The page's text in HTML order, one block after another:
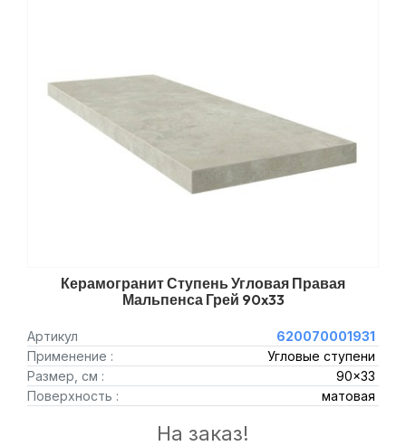
Керамогранит Ступень Угловая Правая
Мальпенса Грей 90x33
Артикул
620070001931
Применение :
Угловые ступени
Размер, см :
90x33
Поверхность :
матовая
На заказ!